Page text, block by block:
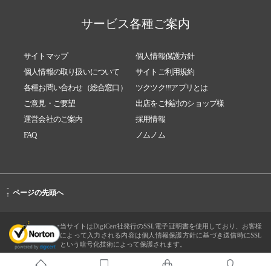
サービス各種ご案内
サイトマップ
個人情報保護方針
個人情報の取り扱いについて
サイトご利用規約
各種お問い合わせ（総合窓口）
ツクツク!!!アプリとは
ご意見・ご要望
出店をご検討のショップ様
運営会社のご案内
採用情報
FAQ
ノムノム
-
↑ ページの先頭へ
当サイトはDigiCert社発行のSSL電子証明書を使用しており、お客様
によって入力される内容は個人情報保護方針に基づき送信時にSSL
という暗号化技術によって保護されます。